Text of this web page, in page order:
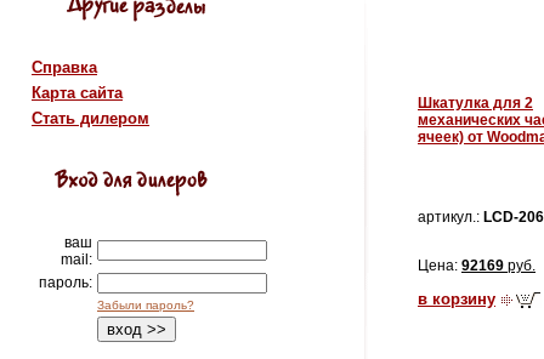
Справка
Карта сайта
Стать дилером
ваш
mail:
пароль:
Забыли пароль?
Шкатулка для 2
механических
ячеек) от
артикул.: LCD-
Цена: 92169 руб.
в корзину